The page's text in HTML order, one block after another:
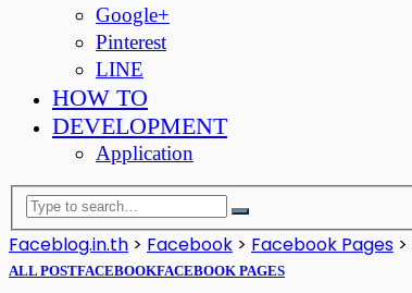
Google+
Pinterest
LINE
HOW TO
DEVELOPMENT
Application
Faceblog.in.th > Facebook > Facebook Pages >
ALL POSTFACEBOOKFACEBOOK PAGES